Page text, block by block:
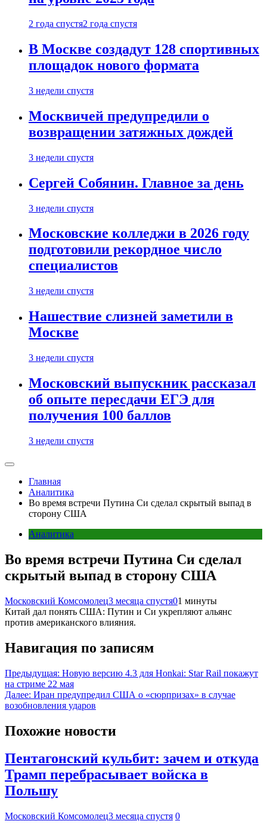
2 года спустя2 года спустя
В Москве создадут 128 спортивных
площадок нового формата
3 недели спустя
Москвичей предупредили о
возвращении затяжных дождей
3 недели спустя
Сергей Собянин. Главное за день
3 недели спустя
Московские колледжи в 2026 году
подготовили рекордное число
специалистов
3 недели спустя
Нашествие слизней заметили в
Москве
3 недели спустя
Московский выпускник рассказал
об опыте пересдачи ЕГЭ для
получения 100 баллов
3 недели спустя
Главная
Аналитика
Во время встречи Путина Си сделал скрытый выпад в
сторону США
Аналитика
Во время встречи Путина Си сделал
скрытый выпад в сторону США
Московский Комсомолец3 месяца спустя01 минуты
Китай дал понять США: Путин и Си укрепляют альянс
против американского влияния.
Навигация по записям
Предыдущая: Новую версию 4.3 для Honkai: Star Rail покажут
на стриме 22 мая
Далее: Иран предупредил США о «сюрпризах» в случае
возобновления ударов
Похожие новости
Пентагонский кульбит: зачем и откуда
Трамп перебрасывает войска в
Польшу
Московский Комсомолец3 месяца спустя 0